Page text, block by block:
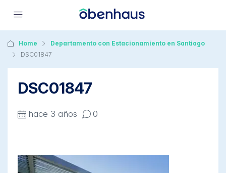
Home
Departamento con Estacionamiento en Santiago
DSC01847
DSC01847
hace 3 años 0